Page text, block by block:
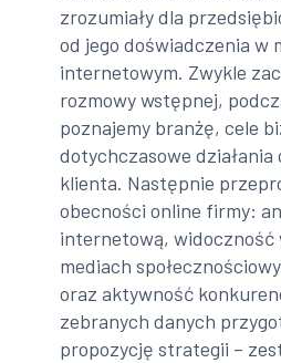
zrozumiały dla
od jego doświadczenia w
internetowym. Zwykle
rozmowy wstępnej,
poznajemy branżę, cele
dotychczasowe
klienta. Następnie
obecności online firmy:
internetową, widoczność
mediach
oraz aktywność
zebranych danych
propozycję strategii –